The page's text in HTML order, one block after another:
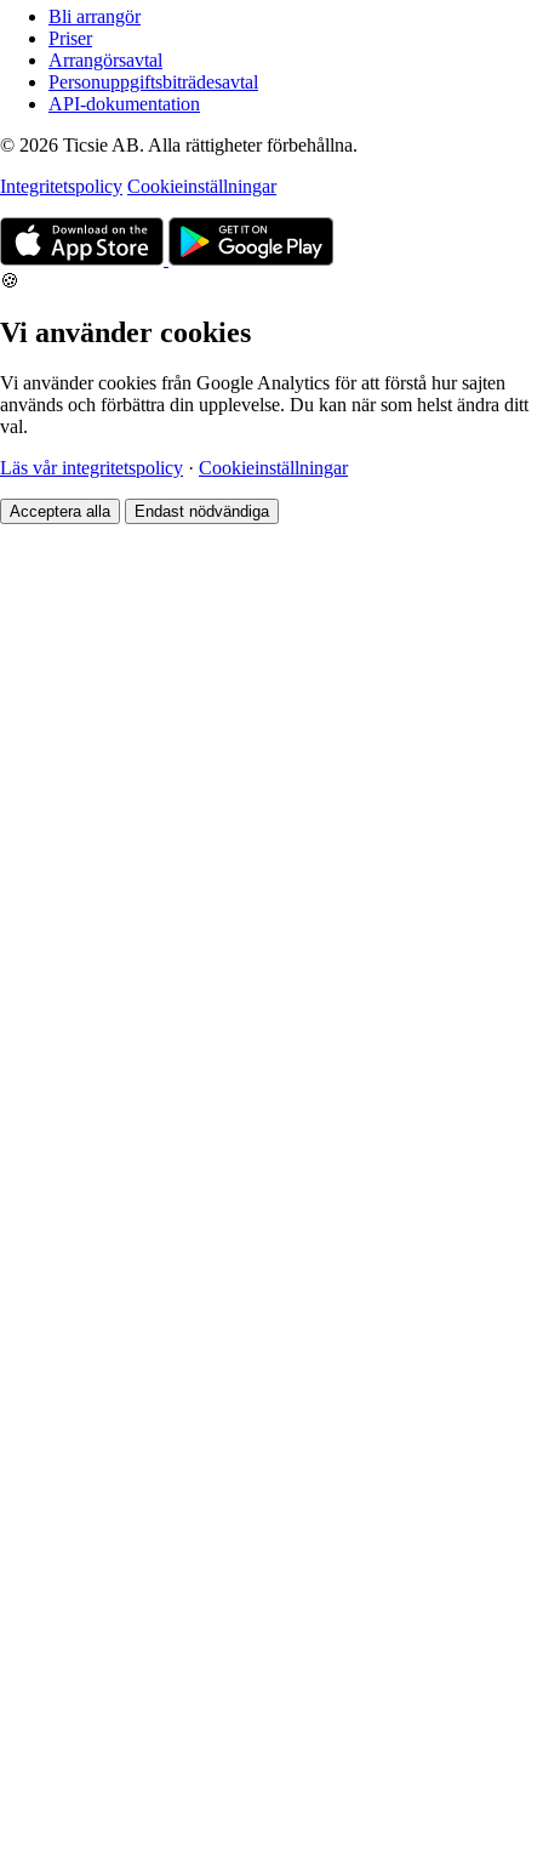
Bli arrangör
Priser
Arrangörsavtal
Personuppgiftsbiträdesavtal
API-dokumentation
© 2026 Ticsie AB. Alla rättigheter förbehållna.
Integritetspolicy Cookieinställningar
🍪
Vi använder cookies
Vi använder cookies från Google Analytics för att förstå hur sajten
används och förbättra din upplevelse. Du kan när som helst ändra ditt
val.
Läs vår integritetspolicy · Cookieinställningar
Acceptera alla Endast nödvändiga